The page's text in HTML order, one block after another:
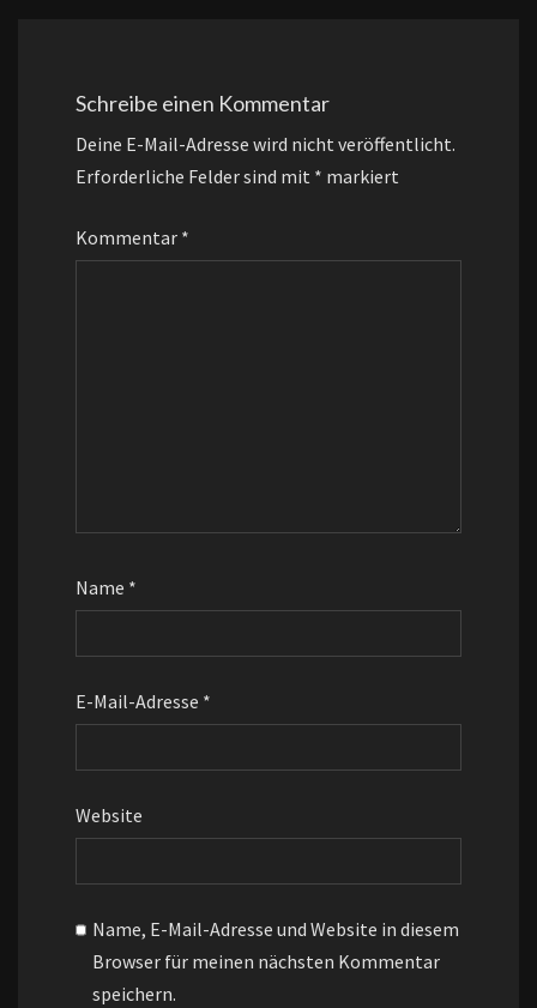
Schreibe einen Kommentar
Deine E-Mail-Adresse wird nicht veröffentlicht.
Erforderliche Felder sind mit * markiert
Kommentar *
Name *
E-Mail-Adresse *
Website
Name, E-Mail-Adresse und Website in diesem
Browser für meinen nächsten Kommentar
speichern.